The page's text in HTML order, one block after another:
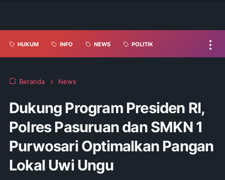
HUKUM INFO NEWS POLITIK
Beranda News
Dukung Program Presiden RI,
Polres Pasuruan dan SMKN 1
Purwosari Optimalkan Pangan
Lokal Uwi Ungu